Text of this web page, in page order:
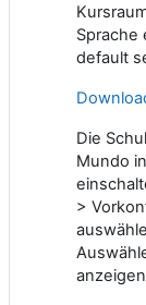
Sprache
default
Die
Mundo
>